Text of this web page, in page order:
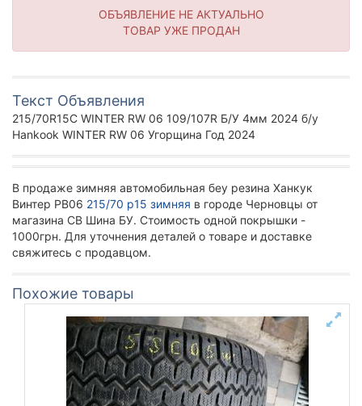
ОБЪЯВЛЕНИЕ НЕ АКТУАЛЬНО
ТОВАР УЖЕ ПРОДАН
Текст Объявления
215/70R15C WINTER RW 06 109/107R Б/У 4мм 2024 б/у
Hankook WINTER RW 06 Угорщина Год 2024
В продаже зимняя автомобильная беу резина Ханкук
Винтер РВ06 215/70 р15 зимняя в городе Черновцы от
магазина СВ Шина БУ. Стоимость одной покрышки -
1000грн. Для уточнения деталей о товаре и доставке
свяжитесь с продавцом.
Похожие товары